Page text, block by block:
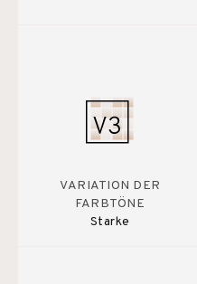
VARIATION DER
FARBTÖNE
Starke